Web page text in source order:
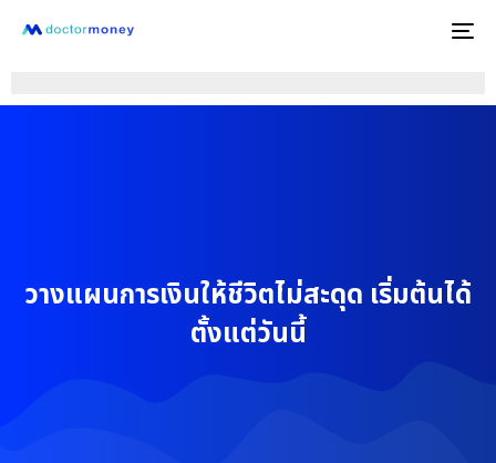
วางแผนการเงินให้ชีวิตไม่สะดุด เริ่มต้นได้
ตั้งแต่วันนี้